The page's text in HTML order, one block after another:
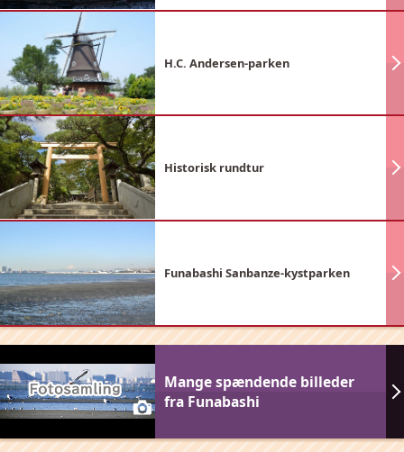
H.C. Andersen-parken
Historisk rundtur
Funabashi Sanbanze-kystparken
Mange spændende billeder
fra Funabashi